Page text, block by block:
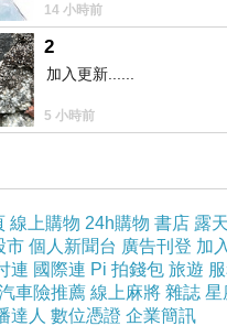
如水，
如山。
，
過日常。
只照見傷口，
。
視線不對齊， 讓我很難不
14 小時前
2
加入更新......
5 小時前
線上購物 24h購物 書店 露
市 個人新聞台 廣告刊登 加
連 國際連 Pi 拍錢包 旅遊
車險推薦 線上麻將 雜誌 星
達人 數位憑證 企業簡訊